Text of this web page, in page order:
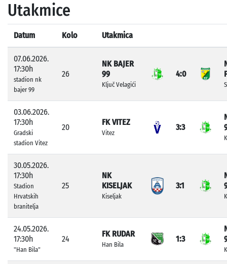
Utakmice
Datum Kolo Utakmica
07.06.2026.
17:30h
stadion nk
bajer 99
26
NK BAJER
99
Ključ Velagići
4:0
03.06.2026.
17:30h
Gradski
stadion Vitez
20
FK VITEZ
Vitez
3:3
30.05.2026.
17:30h
Stadion
Hrvatskih
branitelja
25
NK
KISELJAK
Kiseljak
3:1
24.05.2026.
17:30h
"Han Bila"
24
FK RUDAR
Han Bila
1:3